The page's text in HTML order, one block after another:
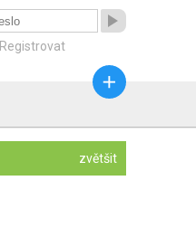

Registrovat

zvětšit